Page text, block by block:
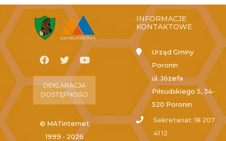
DEKLARACJA
DOSTĘPNOŚCI
© MATinternet
1999 - 2026
INFORMACJE
KONTAKTOWE
Urząd Gminy
Poronin
ul. Józefa
Piłsudskiego 5, 34-
520 Poronin
Sekretariat: 18 207
41 12